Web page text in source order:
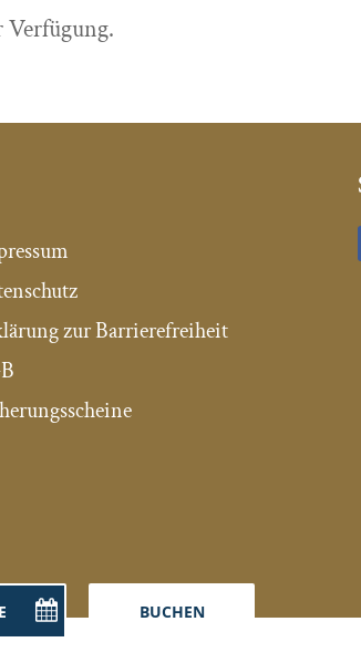
Verfügung.
zur Barrierefreiheit